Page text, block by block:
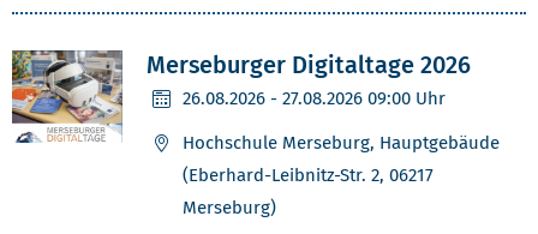
Merseburger Digitaltage 2026
26.08.2026 - 27.08.2026 09:00 Uhr
Hochschule Merseburg, Hauptgebäude
(Eberhard-Leibnitz-Str. 2, 06217
Merseburg)